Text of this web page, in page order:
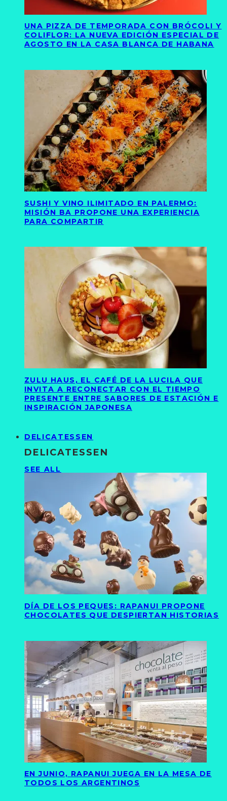
UNA PIZZA DE TEMPORADA CON BRÓCOLI Y
COLIFLOR: LA NUEVA EDICIÓN ESPECIAL DE
AGOSTO EN LA CASA BLANCA DE HABANA
SUSHI Y VINO ILIMITADO EN PALERMO:
MISIÓN BA PROPONE UNA EXPERIENCIA
PARA COMPARTIR
ZULU HAUS, EL CAFÉ DE LA LUCILA QUE
INVITA A RECONECTAR CON EL TIEMPO
PRESENTE ENTRE SABORES DE ESTACIÓN E
INSPIRACIÓN JAPONESA
DELICATESSEN
DELICATESSEN
SEE ALL
DÍA DE LOS PEQUES: RAPANUI PROPONE
CHOCOLATES QUE DESPIERTAN HISTORIAS
EN JUNIO, RAPANUI JUEGA EN LA MESA DE
TODOS LOS ARGENTINOS